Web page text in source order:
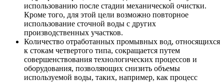
использованию после стадии механической очистки.
Кроме того, для этой цели возможно повторное
использование сточной воды с других
производственных участков.
Количество отработанных промывных вод, относящихся
к стокам четвертого типа, сокращается путем
совершенствования технологических процессов и
оборудования, позволяющих снизить объемы
используемой воды, таких, например, как процесс